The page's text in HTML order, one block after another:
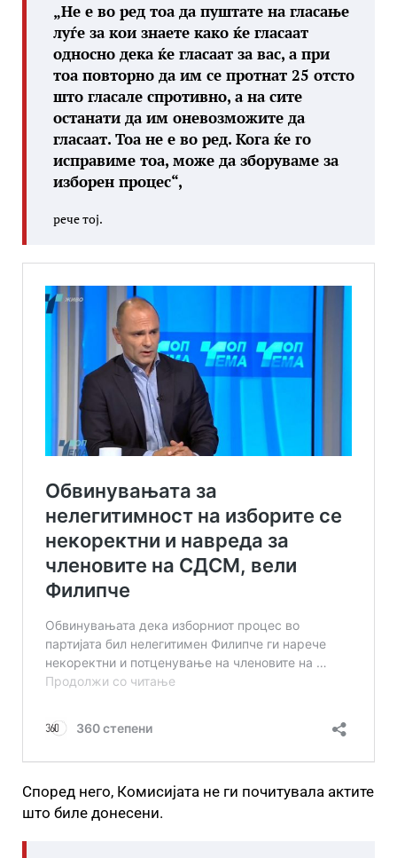
„Не е во ред тоа да пуштате на гласање
луѓе за кои знаете како ќе гласаат
односно дека ќе гласаат за вас, а при
тоа повторно да им се протнат 25 отсто
што гласале спротивно, а на сите
останати да им оневозможите да
гласаат. Тоа не е во ред. Кога ќе го
исправиме тоа, може да зборуваме за
изборен процес“,
рече тој.
Според него, Комисијата не ги почитувала актите
што биле донесени.